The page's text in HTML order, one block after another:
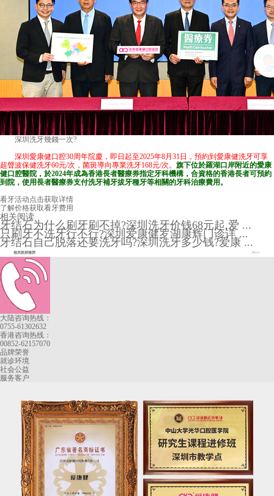
深圳洗牙幾錢一次?
深圳愛康健口腔30周年院慶，即日起至2025年8月31日，預約到愛康健洗牙可享
超聲波保健洗牙60元/次，菌斑導向專業洗牙168元/次。 旗下位於羅湖口岸附近的愛康
健口腔醫院 ，於2024年成為香港長者醫療券指定牙科機構，合資格的香港長者可預約
到院，使用長者醫療券支付洗牙補牙拔牙種牙等相關的牙科治療費用。
看牙活动点击获取详情
了解价格获取看牙费用
相关阅读
牙结石为什么刷牙刷不掉?深圳洗牙价钱68元起,爱 ...
只刷牙不洗牙行不行?深圳爱康健罗湖康辉门诊详 ...
牙结石自己脱落还要洗牙吗?深圳洗牙多少钱?爱康 ...
相关医师推荐 More+
大陆咨询热线：
0755-61302632
香港咨询热线：
00852-62157070
品牌荣誉
就诊环境
社会公益
服务客户